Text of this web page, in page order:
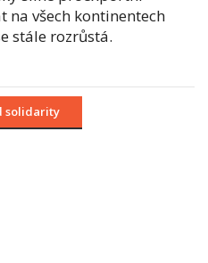
všech kontinentech
stále rozrůstá.
solidarity